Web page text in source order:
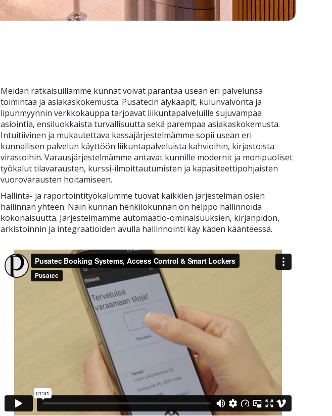
Meidän ratkaisuillamme kunnat voivat parantaa usean eri palvelunsa
toimintaa ja asiakaskokemusta. Pusatecin älykaapit, kulunvalvonta ja
lipunmyynnin verkkokauppa tarjoavat liikuntapalveluille sujuvampaa
asiointia, ensiluokkaista turvallisuutta sekä parempaa asiakaskokemusta.
Intuitiivinen ja mukautettava kassajärjestelmämme sopii usean eri
kunnallisen palvelun käyttöön liikuntapalveluista kahvioihin, kirjastoista
virastoihin. Varausjärjestelmämme antavat kunnille modernit ja monipuoliset
työkalut tilavarausten, kurssi-ilmoittautumisten ja kapasiteettipohjaisten
vuorovarausten hoitamiseen.
Hallinta- ja raportointityökalumme tuovat kaikkien järjestelmän osien
hallinnan yhteen. Näin kunnan henkilökunnan on helppo hallinnoida
kokonaisuutta. Järjestelmämme automaatio-ominaisuuksien, kirjanpidon,
arkistoinnin ja integraatioiden avulla hallinnointi käy käden käänteessä.